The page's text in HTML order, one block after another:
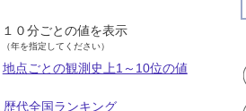
１０分ごとの値を表示
（年を指定してください）
地点ごとの観測史上1～10位の値
歴代全国ランキング